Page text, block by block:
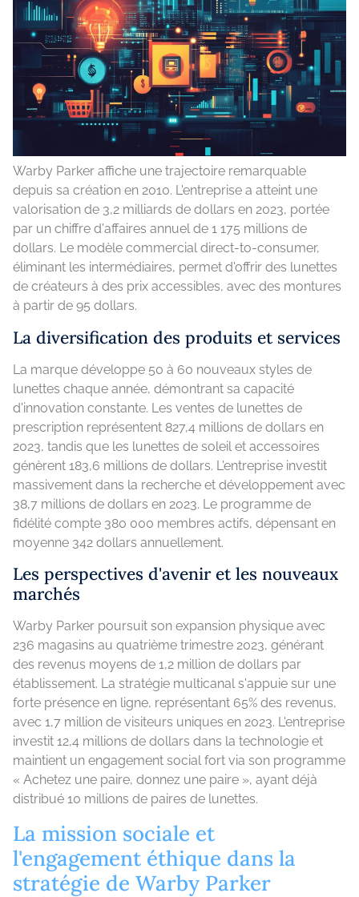
Warby Parker affiche une trajectoire remarquable
depuis sa création en 2010. L'entreprise a atteint une
valorisation de 3,2 milliards de dollars en 2023, portée
par un chiffre d'affaires annuel de 1 175 millions de
dollars. Le modèle commercial direct-to-consumer,
éliminant les intermédiaires, permet d'offrir des lunettes
de créateurs à des prix accessibles, avec des montures
à partir de 95 dollars.
La diversification des produits et services
La marque développe 50 à 60 nouveaux styles de
lunettes chaque année, démontrant sa capacité
d'innovation constante. Les ventes de lunettes de
prescription représentent 827,4 millions de dollars en
2023, tandis que les lunettes de soleil et accessoires
génèrent 183,6 millions de dollars. L'entreprise investit
massivement dans la recherche et développement avec
38,7 millions de dollars en 2023. Le programme de
fidélité compte 380 000 membres actifs, dépensant en
moyenne 342 dollars annuellement.
Les perspectives d'avenir et les nouveaux
marchés
Warby Parker poursuit son expansion physique avec
236 magasins au quatrième trimestre 2023, générant
des revenus moyens de 1,2 million de dollars par
établissement. La stratégie multicanal s'appuie sur une
forte présence en ligne, représentant 65% des revenus,
avec 1,7 million de visiteurs uniques en 2023. L'entreprise
investit 12,4 millions de dollars dans la technologie et
maintient un engagement social fort via son programme
« Achetez une paire, donnez une paire », ayant déjà
distribué 10 millions de paires de lunettes.
La mission sociale et
l'engagement éthique dans la
stratégie de Warby Parker